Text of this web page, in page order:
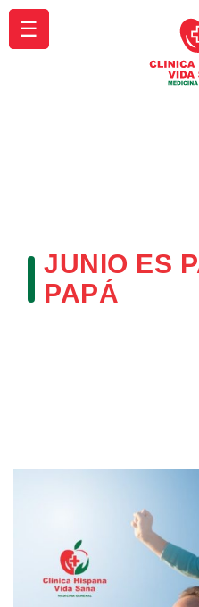
JUNIO ES
PAPÁ
☰